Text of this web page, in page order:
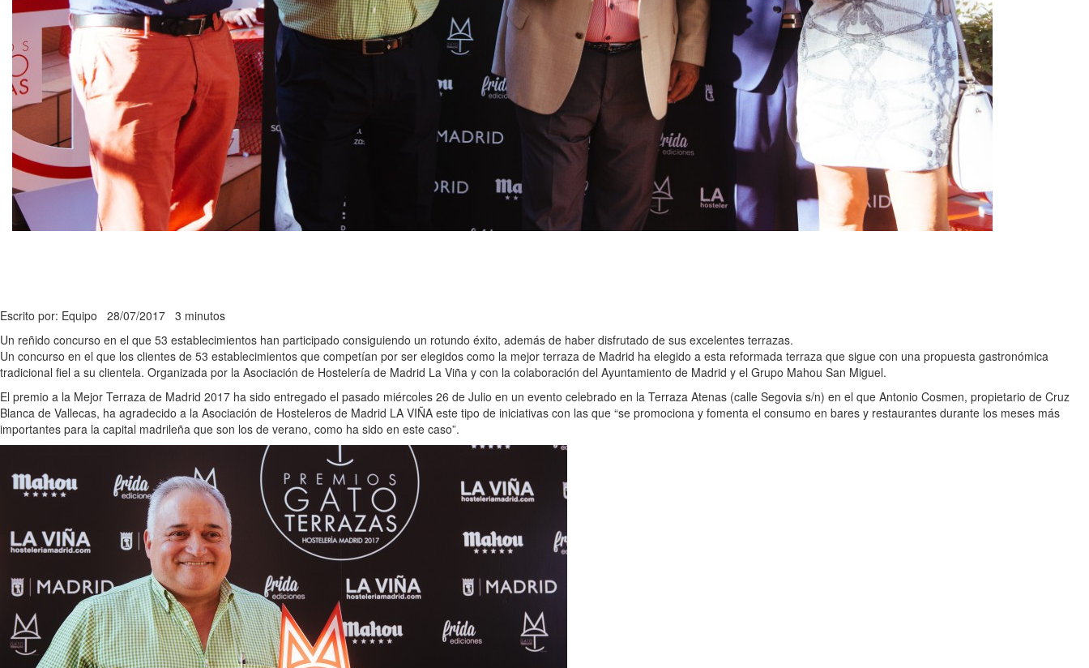
Escrito por: Equipo 28/07/2017 3 minutos
Un reñido concurso en el que 53 establecimientos han participado consiguiendo un rotundo éxito, además de haber disfrutado de sus excelentes terrazas.
Un concurso en el que los clientes de 53 establecimientos que competían por ser elegidos como la mejor terraza de Madrid ha elegido a esta reformada terraza que sigue con una propuesta gastronómica
tradicional fiel a su clientela. Organizada por la Asociación de Hostelería de Madrid La Viña y con la colaboración del Ayuntamiento de Madrid y el Grupo Mahou San Miguel.
El premio a la Mejor Terraza de Madrid 2017 ha sido entregado el pasado miércoles 26 de Julio en un evento celebrado en la Terraza Atenas (calle Segovia s/n) en el que Antonio Cosmen, propietario de Cruz
Blanca de Vallecas, ha agradecido a la Asociación de Hosteleros de Madrid LA VIÑA este tipo de iniciativas con las que “se promociona y fomenta el consumo en bares y restaurantes durante los meses más
importantes para la capital madrileña que son los de verano, como ha sido en este caso”.